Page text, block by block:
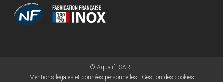
® Aqualift SARL
Mentions légales et données personnelles - Gestion des cookies